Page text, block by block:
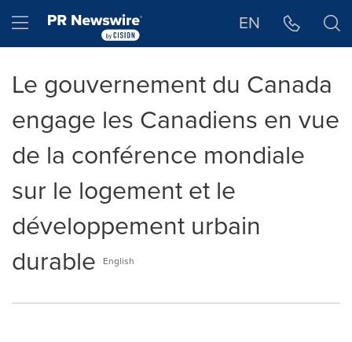
Hamburger menu EN
Le gouvernement du Canada
engage les Canadiens en vue
de la conférence mondiale
sur le logement et le
développement urbain
durable
English